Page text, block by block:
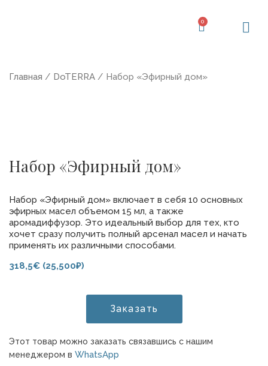
0
Корзина
Главная / DoTERRA / Набор «Эфирный дом»
Набор «Эфирный дом»
Набор «Эфирный дом» включает в себя 10 основных
эфирных масел объемом 15 мл, а также
аромадиффузор. Это идеальный выбор для тех, кто
хочет сразу получить полный арсенал масел и начать
применять их различными способами.
318,5€ (25,500₽)
Заказать
Этот товар можно заказать связавшись с нашим
менеджером в WhatsApp